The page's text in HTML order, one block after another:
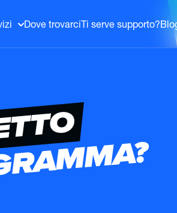
Dove trovarci Ti serve supporto?